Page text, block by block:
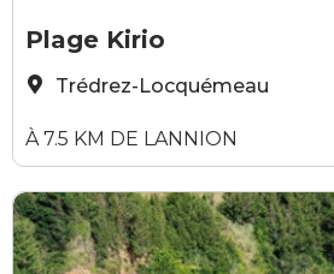
Plage Kirio
Trédrez-Locquémeau
À 7.5 KM DE LANNION